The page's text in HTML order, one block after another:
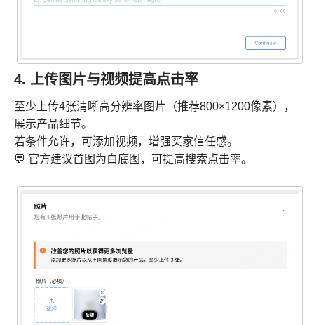
4. 上传图片与视频提高点击率
至少上传4张清晰高分辨率图片（推荐800×1200像素），
展示产品细节。
若条件允许，可添加视频，增强买家信任感。
💬 官方建议首图为白底图，可提高搜索点击率。